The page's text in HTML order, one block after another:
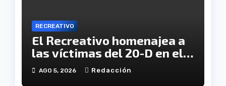
RECREATIVO
El Recreativo homenajea a
las víctimas del 20-D en el
XX aniversario de la
tragedia
AGO 5, 2026 Redacción